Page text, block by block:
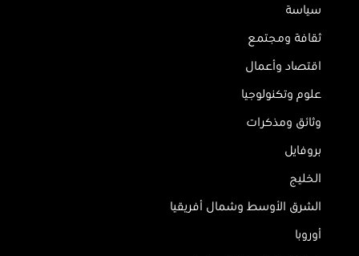
سياسة
ثقافة ومجتمع
اقتصاد وأعمال
علوم وتكنولوجيا
وثائق ومذكرات
بروفايل
الخليج
الشرق الأوسط وشمال أفريقيا
أوروبا